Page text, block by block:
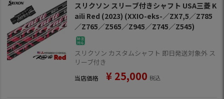
スリクソン スリーブ付きシャフト USA三菱 K
aili Red (2023) (XXIO-eks-／ZX7,5／Z785
／Z765／Z565／Z945／Z745／Z545)
スリクソン カスタムシャフト 即日発送対象外 ス
リーブ付き
当店価格 ¥ 25,000 税込